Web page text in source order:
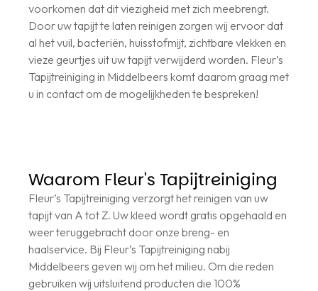
voorkomen dat dit viezigheid met zich meebrengt.
Door uw tapijt te laten reinigen zorgen wij ervoor dat
al het vuil, bacteriën, huisstofmijt, zichtbare vlekken en
vieze geurtjes uit uw tapijt verwijderd worden. Fleur’s
Tapijtreiniging in Middelbeers komt daarom graag met
u in contact om de mogelijkheden te bespreken!
Waarom Fleur's Tapijtreiniging
Fleur’s Tapijtreiniging verzorgt het reinigen van uw
tapijt van A tot Z. Uw kleed wordt gratis opgehaald en
weer teruggebracht door onze breng- en
haalservice. Bij Fleur’s Tapijtreiniging nabij
Middelbeers geven wij om het milieu. Om die reden
gebruiken wij uitsluitend producten die 100%